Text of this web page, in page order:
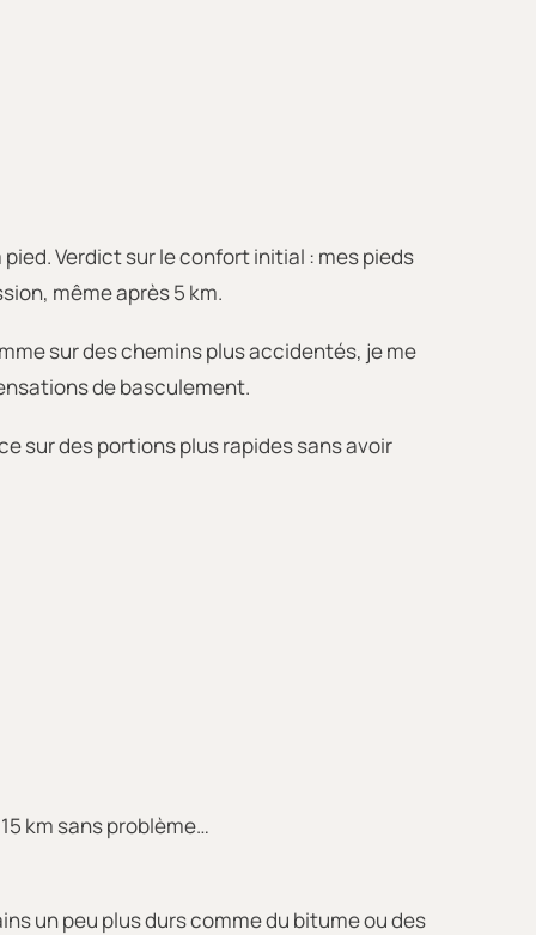
Verdict sur le confort initial : mes pieds
même après 5 km.
sur des chemins plus accidentés, je me
de basculement.
sur des portions plus rapides sans avoir
km sans problème…
un peu plus durs comme du bitume ou des